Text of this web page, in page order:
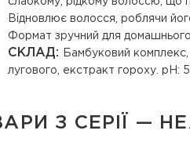
Формат зручний для домашнього
СКЛАД:
Бамбуковий комплекс,
лугового, екстракт гороху. рН:
З СЕРІЇ —